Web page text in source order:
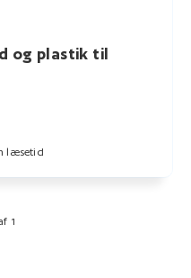
og plastik til
læsetid
1